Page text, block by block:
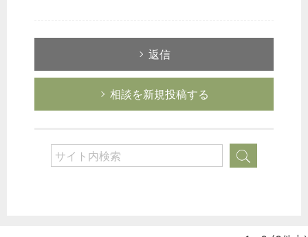
返信
相談を新規投稿する
選択してください